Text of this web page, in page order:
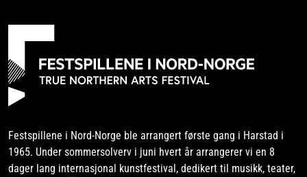
e
s
e
Festspillene i Nord-Norge ble arrangert første gang i Harstad i
1965. Under sommersolverv i juni hvert år arrangerer vi en 8
dager lang internasjonal kunstfestival, dedikert til musikk, teater,